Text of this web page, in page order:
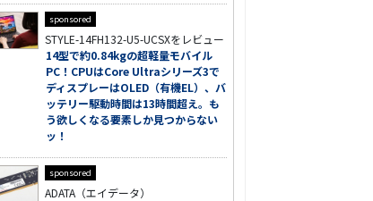
sponsored
STYLE-14FH132-U5-UCSXをレビュー
14型で約0.84kgの超軽量モバイル
PC！CPUはCore Ultraシリーズ3で
ディスプレーはOLED（有機EL）、バ
ッテリー駆動時間は13時間超え。も
う欲しくなる要素しか見つからない
ッ！
sponsored
ADATA（エイデータ）